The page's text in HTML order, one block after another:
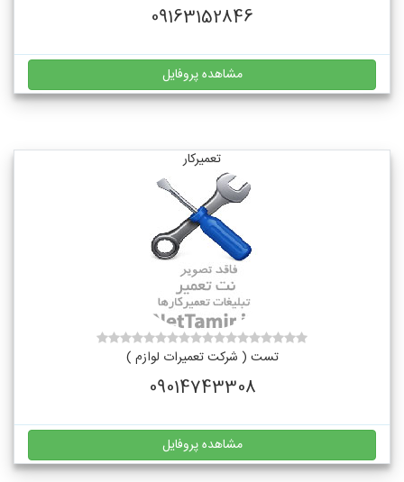
09163152846
مشاهده پروفایل
تعمیرکار
تست ( شرکت تعمیرات لوازم )
09014743308
مشاهده پروفایل